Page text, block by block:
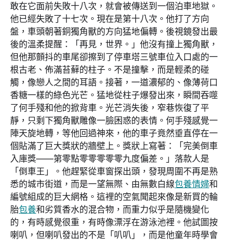
敢在它面前失敗十八次，就會被傳送到一個泊車地獄。
他已經失敗了十七次。現在是第十八次。他打了方向
盤，車頭朝著銅獨角獸的方向猛地偏轉。後視鏡發出最
後的溫柔提醒：「再見，世界。」他沒有撞上獨角獸，
但他那顫抖的車尾卻擦到了停車塔三號車位入口處的一
根古老、佈滿苔蘚的柱子。不是撞擊，而是輕柔的碰
觸，像戀人之間的耳語。接著，一道濃郁的、像薄荷口
香糖一樣的綠色光芒。猛地從柱子爆發出來，瞬間吞噬
了何手殘和他的掀背車。光芒消失後，窄巷恢復了平
靜，只剩下獨角獸雕像一臉困惑的表情。何手殘感覺一
陣天旋地轉，等他回過神來，他的車子竟然垂直停在一
個貼滿了巨大獎狀的牆壁上。獎狀上寫著：「完美倒車
入庫獎——第零點零零零零零九度偏差。」落款人是
「倒車王」。他趕緊從車窗探出頭，發現周圍不再是熟
悉的城市街道，而是一望無際、由無數白線包養情婦和
編號組成的巨大網格。這裡的空氣聞起來像是新買的輪
胎包養和劣質香水的混合物，而重力似乎是隨機變化
的，有時感覺很重，有時像漂浮在游泳池裡。他試圖按
喇叭，但喇叭發出的不是「叭叭」，而是他童年時學會